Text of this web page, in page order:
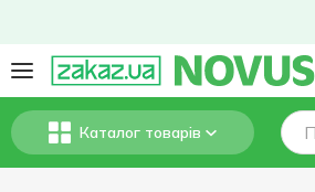
Каталог товарів